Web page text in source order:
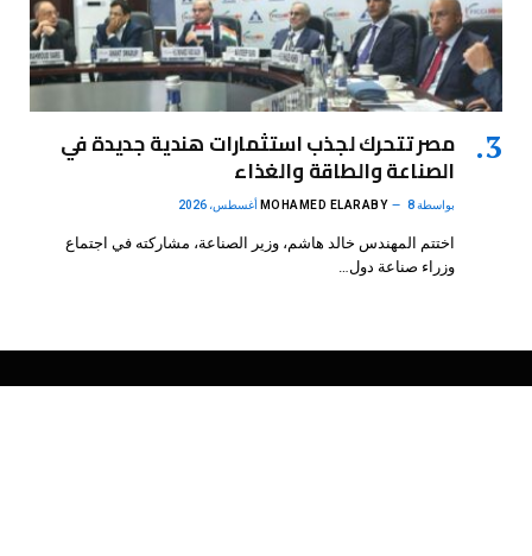
مصر تتحرك لجذب استثمارات هندية جديدة في
الصناعة والطاقة والغذاء
بواسطة MOHAMED ELARABY 8 أغسطس، 2026
اختتم المهندس خالد هاشم، وزير الصناعة، مشاركته في اجتماع
وزراء صناعة دول…